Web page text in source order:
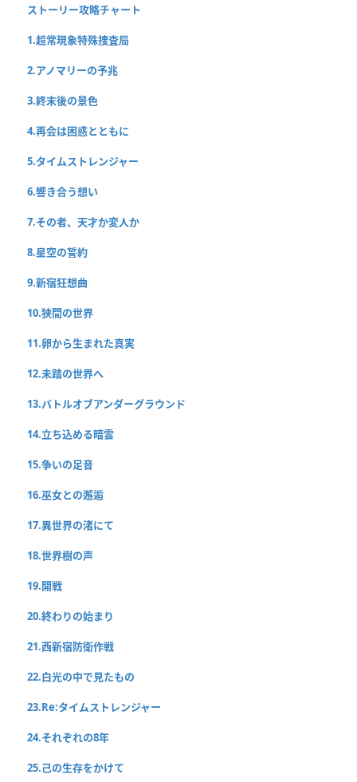
ストーリー攻略チャート
1.超常現象特殊捜査局
2.アノマリーの予兆
3.終末後の景色
4.再会は困惑とともに
5.タイムストレンジャー
6.響き合う想い
7.その者、天才か変人か
8.星空の誓約
9.新宿狂想曲
10.狭間の世界
11.卵から生まれた真実
12.未踏の世界へ
13.バトルオブアンダーグラウンド
14.立ち込める暗雲
15.争いの足音
16.巫女との邂逅
17.異世界の渚にて
18.世界樹の声
19.開戦
20.終わりの始まり
21.西新宿防衛作戦
22.白光の中で見たもの
23.Re:タイムストレンジャー
24.それぞれの8年
25.己の生存をかけて